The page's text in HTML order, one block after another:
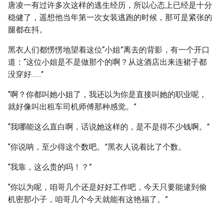
唐凌一有过许多次这样的逃生经历，所以心态上已经是十分
稳健了，遥想他当年第一次女装逃跑的时候，那可是紧张的
腿都在抖。
黑衣人们都愣愣地望着这位“小姐”离去的背影，有一个开口
道：“这位小姐是不是做那个的啊？从这酒店出来连裙子都
没穿好……”
“啊？你都叫她小姐了，我还以为你是直接叫她的职业呢，
就好像叫出租车司机师傅那种感觉。”
“我哪能这么直白啊，话说她这样的，是不是得不少钱啊。”
“你说呐，至少得这个数吧。”黑衣人说着比了个数。
“我靠，这么贵的吗！？”
“你以为呢，咱哥几个还是好好工作吧，今天只要能逮到偷
机密那小子，咱哥几个今天就能有这艳福了。”